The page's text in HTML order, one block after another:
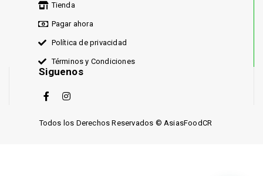
Tienda
Pagar ahora
Política de privacidad
Términos y Condiciones
Siguenos
Todos los Derechos Reservados © AsiasFoodCR